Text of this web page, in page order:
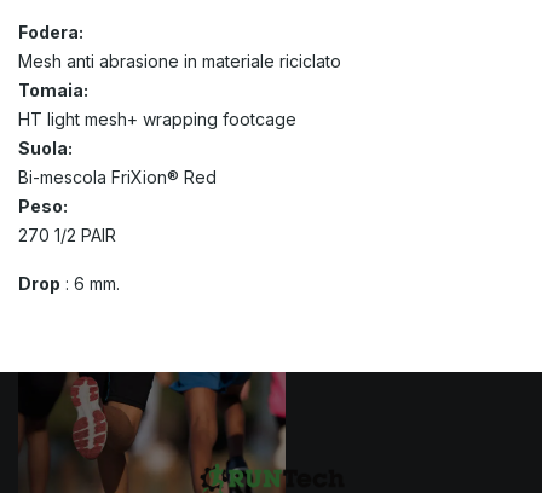
Fodera:
Mesh anti abrasione in materiale riciclato
Tomaia:
HT light mesh+ wrapping footcage
Suola:
Bi-mescola FriXion® Red
Peso:
270 1/2 PAIR
Drop : 6 mm.